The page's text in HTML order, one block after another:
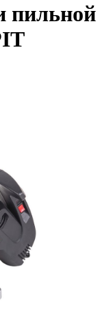
пильной